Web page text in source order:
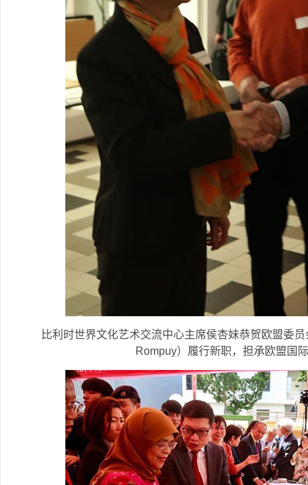
比利时世界文化艺术交流中心主席侯杏妹恭贺欧盟委
Rompuy）履行新职，担承欧盟国